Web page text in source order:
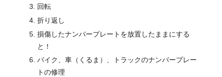
回転
折り返し
損傷したナンバープレートを放置したままにする
と！
バイク、車（くるま）、トラックのナンバープレー
トの修理